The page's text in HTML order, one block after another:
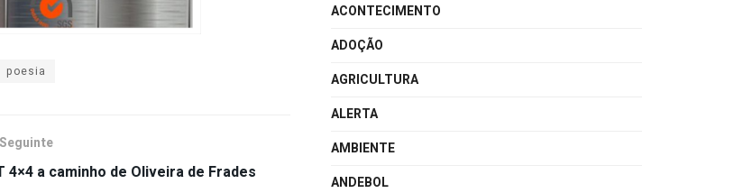
poesia
4×4 a caminho de Oliveira de Frades
ACONTECIMENTO
ADOÇÃO
AGRICULTURA
ALERTA
AMBIENTE
ANDEBOL